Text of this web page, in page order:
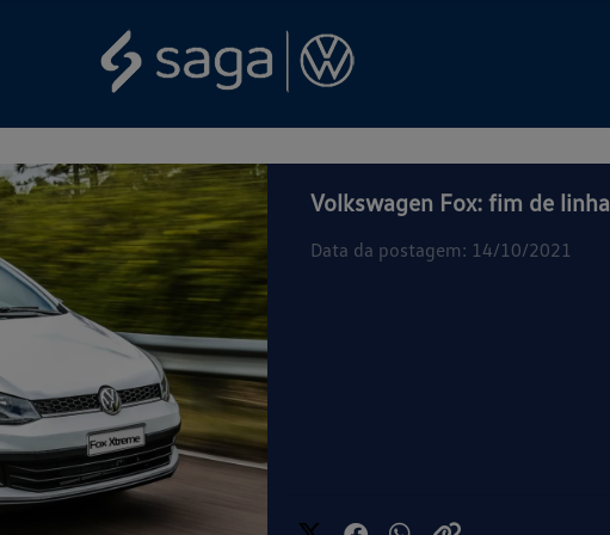
Volkswagen Fox: fim de linha
Data da postagem: 14/10/2021